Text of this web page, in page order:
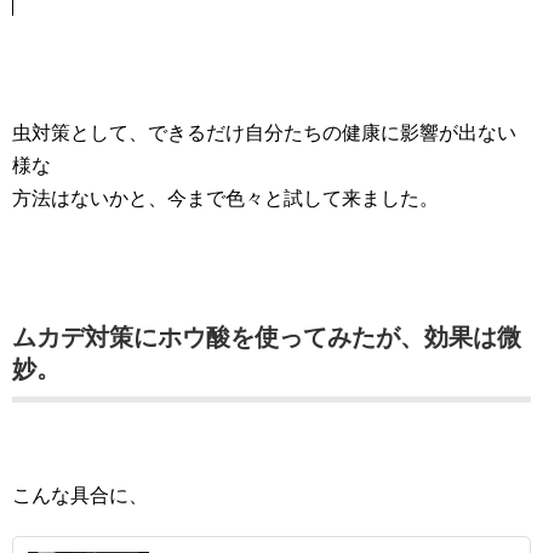
虫対策として、できるだけ自分たちの健康に影響が出ない
様な
方法はないかと、今まで色々と試して来ました。
ムカデ対策にホウ酸を使ってみたが、効果は微
妙。
こんな具合に、